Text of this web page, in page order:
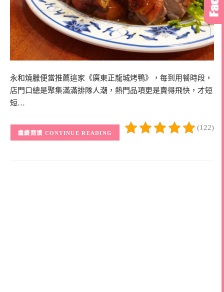
永和燒臘便當推薦這家《廣東正龍城烤鴨》，每到用餐時段，
店門口總是聚集滿滿排隊人潮，熱門品項更是賣得飛快，才短
短…
(122)
CONTINUE READING